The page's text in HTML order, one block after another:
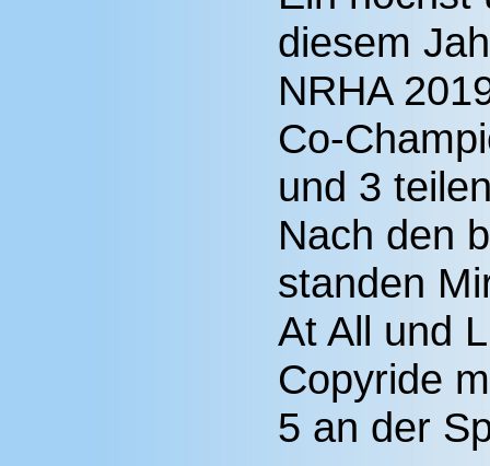
diesem
NRHA
Co-
und 3
Nach den
standen
At All und
Copyride
5 an der